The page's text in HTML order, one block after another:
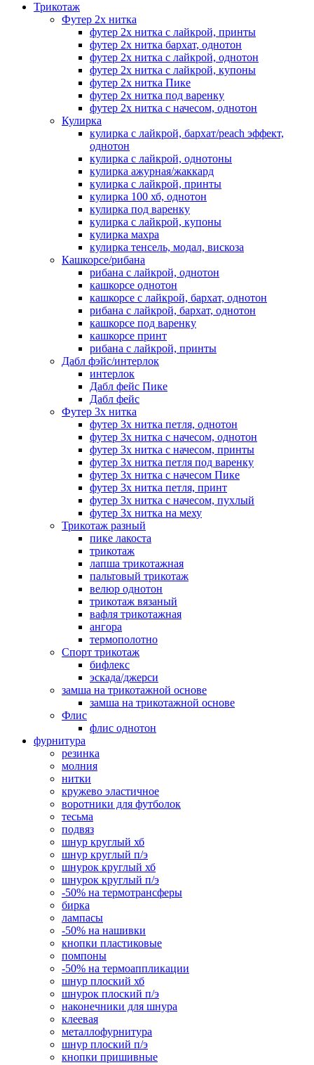
Трикотаж
Футер 2х нитка
футер 2х нитка с лайкрой, принты
футер 2х нитка бархат, однотон
футер 2х нитка с лайкрой, однотон
футер 2х нитка с лайкрой, купоны
футер 2х нитка Пике
футер 2х нитка под варенку
футер 2х нитка с начесом, однотон
Кулирка
кулирка с лайкрой, бархат/peach эффект,
однотон
кулирка с лайкрой, однотоны
кулирка ажурная/жаккард
кулирка с лайкрой, принты
кулирка 100 хб, однотон
кулирка под варенку
кулирка с лайкрой, купоны
кулирка махра
кулирка тенсель, модал, вискоза
Кашкорсе/рибана
рибана с лайкрой, однотон
кашкорсе однотон
кашкорсе с лайкрой, бархат, однотон
рибана с лайкрой, бархат, однотон
кашкорсе под варенку
кашкорсе принт
рибана с лайкрой, принты
Дабл фэйс/интерлок
интерлок
Дабл фейс Пике
Дабл фейс
Футер 3х нитка
футер 3х нитка петля, однотон
футер 3х нитка с начесом, однотон
футер 3х нитка с начесом, принты
футер 3х нитка петля под варенку
футер 3х нитка с начесом Пике
футер 3х нитка петля, принт
футер 3х нитка с начесом, пухлый
футер 3х нитка на меху
Трикотаж разный
пике лакоста
трикотаж
лапша трикотажная
пальтовый трикотаж
велюр однотон
трикотаж вязаный
вафля трикотажная
ангора
термополотно
Спорт трикотаж
бифлекс
эскада/джерси
замша на трикотажной основе
замша на трикотажной основе
Флис
флис однотон
фурнитура
резинка
молния
нитки
кружево эластичное
воротники для футболок
тесьма
подвяз
шнур круглый хб
шнур круглый п/э
шнурок круглый хб
шнурок круглый п/э
-50% на термотрансферы
бирка
лампасы
-50% на нашивки
кнопки пластиковые
помпоны
-50% на термоаппликации
шнур плоский хб
шнурок плоский п/э
наконечники для шнура
клеевая
металлофурнитура
шнур плоский п/э
кнопки пришивные